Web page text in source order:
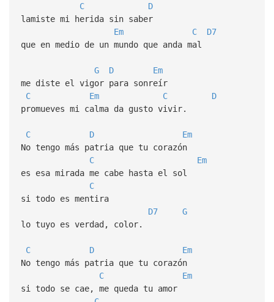
C
D
lamiste mi herida sin saber
Em
C
D7
que en medio de un mundo que anda mal
G D
Em
me diste el vigor para sonreír
C
Em C
D
promueves mi calma da gusto vivir.
C D
Em
No tengo más patria que tu corazón
C
Em
es esa mirada me cabe hasta el sol
C
si todo es mentira
D7
G
lo tuyo es verdad, color.
C D
Em
No tengo más patria que tu corazón
C
Em
si todo se cae, me queda tu amor